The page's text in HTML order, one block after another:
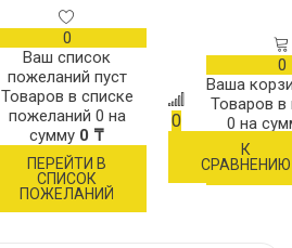
0
Ваш список
пожеланий пуст
Товаров в списке
пожеланий 0 на
сумму 0 ₸
ПЕРЕЙТИ В
СПИСОК
ПОЖЕЛАНИЙ
0
К
СРАВНЕНИЮ
0
Ваша
Товаров в
0 на